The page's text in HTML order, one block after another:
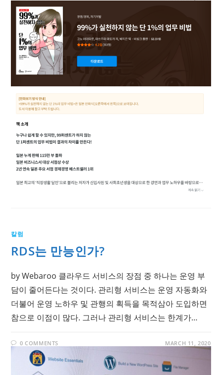
칼럼
RDS는 만능인가?
by Webaroo 클라우드 서비스의 장점 중 하나는 운영 부
담이 줄어든다는 것이다. 관리형 서비스는 운영 자동화와
더불어 운영 노하우 및 관행의 획득을 목적삼아 도입하면
참으로 이점이 많다. 그러나 관리형 서비스는 한계가…
0 COMMENTS MARCH 11, 2020